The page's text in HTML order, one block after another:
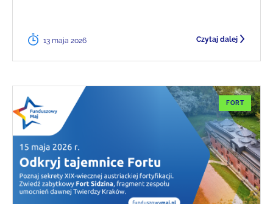
13 maja 2026 Czytaj dalej
FORT